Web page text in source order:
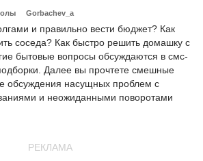
Gorbachev_a
и правильно вести бюджет? Как
соседа? Как быстро решить домашку с
бытовые вопросы обсуждаются в смс-
Далее вы прочтете смешные
обсуждения насущных проблем с
и неожиданными поворотами
РЕКЛАМА